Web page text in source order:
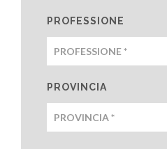
PROFESSIONE
PROVINCIA